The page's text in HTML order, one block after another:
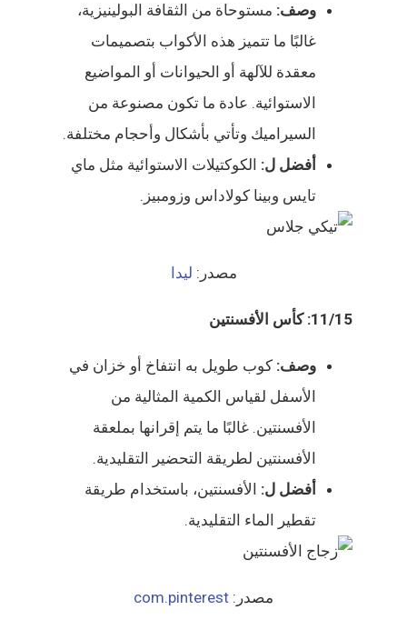
وصف: مستوحاة من الثقافة البولينيزية،
غالبًا ما تتميز هذه الأكواب بتصميمات
معقدة للآلهة أو الحيوانات أو المواضيع
الاستوائية. عادة ما تكون مصنوعة من
السيراميك وتأتي بأشكال وأحجام مختلفة.
أفضل ل: الكوكتيلات الاستوائية مثل ماي
تايس وبينا كولاداس وزومبيز.
مصدر: ليدا
11/15: كأس الأفسنتين
وصف: كوب طويل به انتفاخ أو خزان في
الأسفل لقياس الكمية المثالية من
الأفسنتين. غالبًا ما يتم إقرانها بملعقة
الأفسنتين لطريقة التحضير التقليدية.
أفضل ل: الأفسنتين، باستخدام طريقة
تقطير الماء التقليدية.
مصدر: com.pinterest